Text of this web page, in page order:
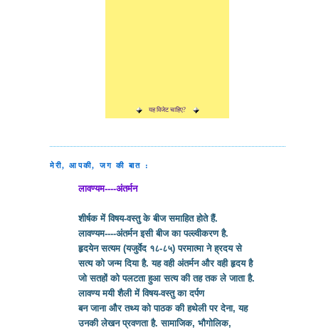
यह विजेट चाहिए?
मेरी, आपकी, जग की बात :
लावण्यम----अंतर्मन
शीर्षक में विषय-वस्तु के बीज समाहित होते हैं.
लावण्यम----अंतर्मन इसी बीज का पल्ल्वीकरण है.
हृदयेन सत्यम (यजुर्वेद १८-८५) परमात्मा ने ह्रदय से
सत्य को जन्म दिया है. यह वही अंतर्मन और वही हृदय है
जो सतहों को पलटता हुआ सत्य की तह तक ले जाता है.
लावण्य मयी शैली में विषय-वस्तु का दर्पण
बन जाना और तथ्य को पाठक की हथेली पर देना, यह
उनकी लेखन प्रवणता है. सामाजिक, भौगोलिक,